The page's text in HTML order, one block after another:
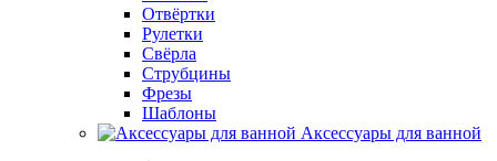
Отвёртки
Рулетки
Свёрла
Струбцины
Фрезы
Шаблоны
Аксессуары для ванной